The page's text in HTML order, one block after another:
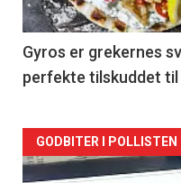
-
2
Gyros er grekernes
perfekte tilskuddet til
Forsiden
GODBITER I POLLISTEN